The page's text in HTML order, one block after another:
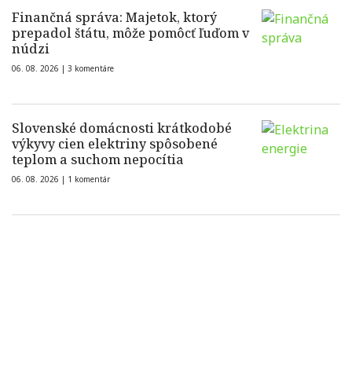
Finančná správa: Majetok, ktorý
prepadol štátu, môže pomôcť ľuďom v
núdzi
06. 08. 2026 | 3 komentáre
Slovenské domácnosti krátkodobé
výkyvy cien elektriny spôsobené
teplom a suchom nepocítia
06. 08. 2026 | 1 komentár